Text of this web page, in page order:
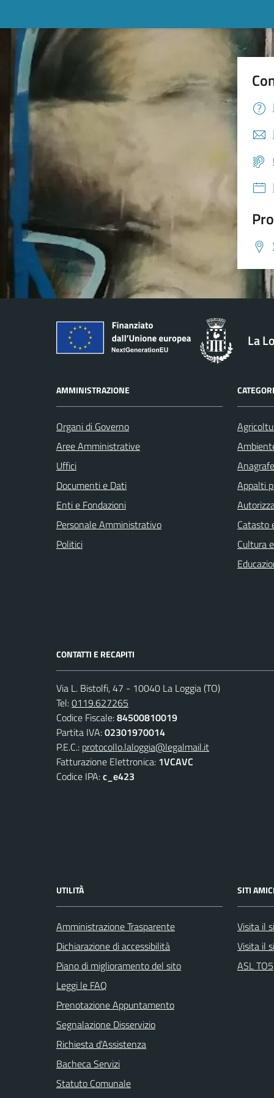
La
AMMINISTRAZIONE
Organi di Governo
Aree Amministrative
Uffici
Documenti e Dati
Enti e Fondazioni
Personale Amministrativo
Politici
Appalti
Catasto
Cultura
CONTATTI E RECAPITI
Via L. Bistolfi, 47 - 10040 La Loggia (TO)
Tel:0119.627265
Codice Fiscale:84500810019
Partita IVA:02301970014
P.E.C.: protocollo.laloggia@legalmail.it
Fatturazione Elettronica: 1VCAVC
Codice IPA:c_e423
UTILITÀ
Amministrazione Trasparente
Dichiarazione di accessibilità
Piano di miglioramento del sito
Leggi le FAQ
Prenotazione Appuntamento
Segnalazione Disservizio
Richiesta d'Assistenza
Bacheca Servizi
Statuto Comunale
SITI AMICI
Visita il
Visita il
ASL TO5